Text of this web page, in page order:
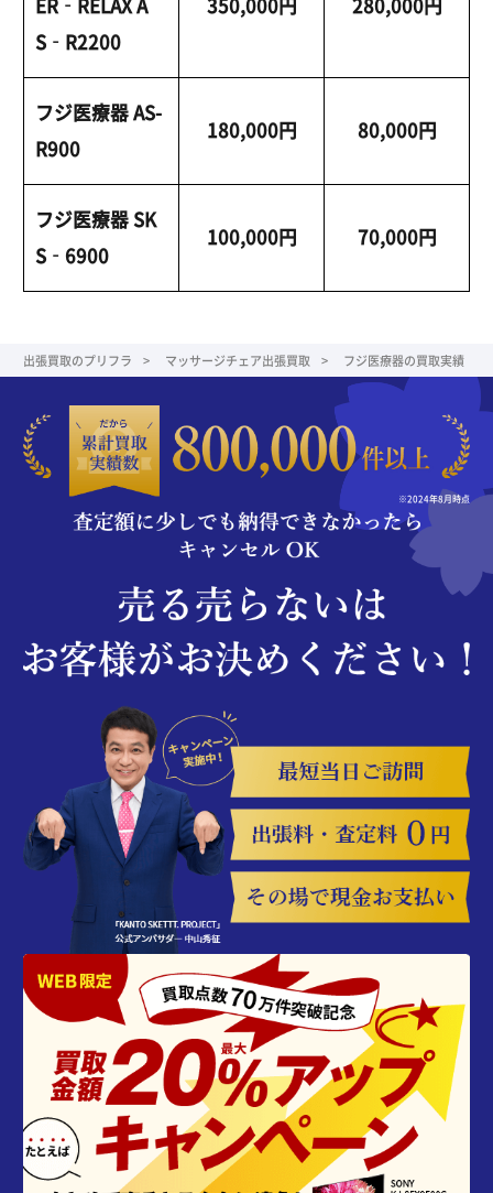
S‑R2200
フジ医療器 AS-
R900
180,000円 80,000円
フジ医療器 SK
S‑6900
100,000円 70,000円
出張買取のプリフラ マッサージチェア出張買取 フジ医療器の買取実績
※2024年8月時点